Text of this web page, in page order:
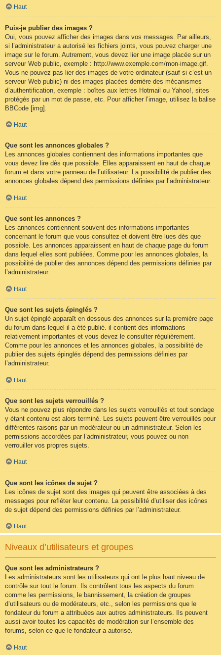
Haut
Puis-je publier des images ?
Oui, vous pouvez afficher des images dans vos messages. Par ailleurs,
si l’administrateur a autorisé les fichiers joints, vous pouvez charger une
image sur le forum. Autrement, vous devez lier une image placée sur un
serveur Web public, exemple : http://www.exemple.com/mon-image.gif.
Vous ne pouvez pas lier des images de votre ordinateur (sauf si c’est un
serveur Web public) ni des images placées derrière des mécanismes
d’authentification, exemple : boîtes aux lettres Hotmail ou Yahoo!, sites
protégés par un mot de passe, etc. Pour afficher l’image, utilisez la balise
BBCode [img].
Haut
Que sont les annonces globales ?
Les annonces globales contiennent des informations importantes que
vous devez lire dès que possible. Elles apparaissent en haut de chaque
forum et dans votre panneau de l’utilisateur. La possibilité de publier des
annonces globales dépend des permissions définies par l’administrateur.
Haut
Que sont les annonces ?
Les annonces contiennent souvent des informations importantes
concernant le forum que vous consultez et doivent être lues dès que
possible. Les annonces apparaissent en haut de chaque page du forum
dans lequel elles sont publiées. Comme pour les annonces globales, la
possibilité de publier des annonces dépend des permissions définies par
l’administrateur.
Haut
Que sont les sujets épinglés ?
Un sujet épinglé apparaît en dessous des annonces sur la première page
du forum dans lequel il a été publié. il contient des informations
relativement importantes et vous devez le consulter régulièrement.
Comme pour les annonces et les annonces globales, la possibilité de
publier des sujets épinglés dépend des permissions définies par
l’administrateur.
Haut
Que sont les sujets verrouillés ?
Vous ne pouvez plus répondre dans les sujets verrouillés et tout sondage
y étant contenu est alors terminé. Les sujets peuvent être verrouillés pour
différentes raisons par un modérateur ou un administrateur. Selon les
permissions accordées par l’administrateur, vous pouvez ou non
verrouiller vos propres sujets.
Haut
Que sont les icônes de sujet ?
Les icônes de sujet sont des images qui peuvent être associées à des
messages pour refléter leur contenu. La possibilité d’utiliser des icônes
de sujet dépend des permissions définies par l’administrateur.
Haut
Niveaux d’utilisateurs et groupes
Que sont les administrateurs ?
Les administrateurs sont les utilisateurs qui ont le plus haut niveau de
contrôle sur tout le forum. Ils contrôlent tous les aspects du forum
comme les permissions, le bannissement, la création de groupes
d’utilisateurs ou de modérateurs, etc., selon les permissions que le
fondateur du forum a attribuées aux autres administrateurs. Ils peuvent
aussi avoir toutes les capacités de modération sur l’ensemble des
forums, selon ce que le fondateur a autorisé.
Haut